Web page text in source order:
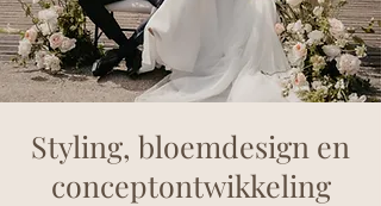
Styling, bloemdesign en
conceptontwikkeling